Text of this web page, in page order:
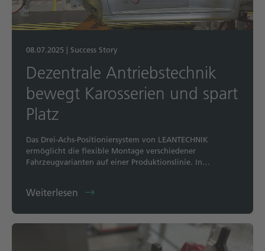
08.07.2025 | Success Story
Dezentrale Antriebstechnik
bewegt Karosserien und spart
Platz
Das Drei-Achs-Positioniersystem von LEANTECHNIK
ermöglicht die flexible Montage verschiedener
Fahrzeugvarianten auf einer Produktionslinie. In…
Weiterlesen